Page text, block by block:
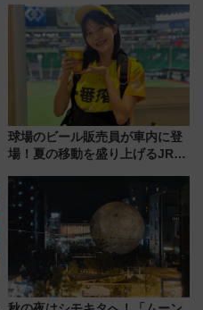
いを満喫しよう（花火鑑賞会応
募は7/12まで！）
球場のビール販売員が車内に登
場！夏の移動を盛り上げるJR九
月7日限定 ソフトバンクホーク
スとコラボ